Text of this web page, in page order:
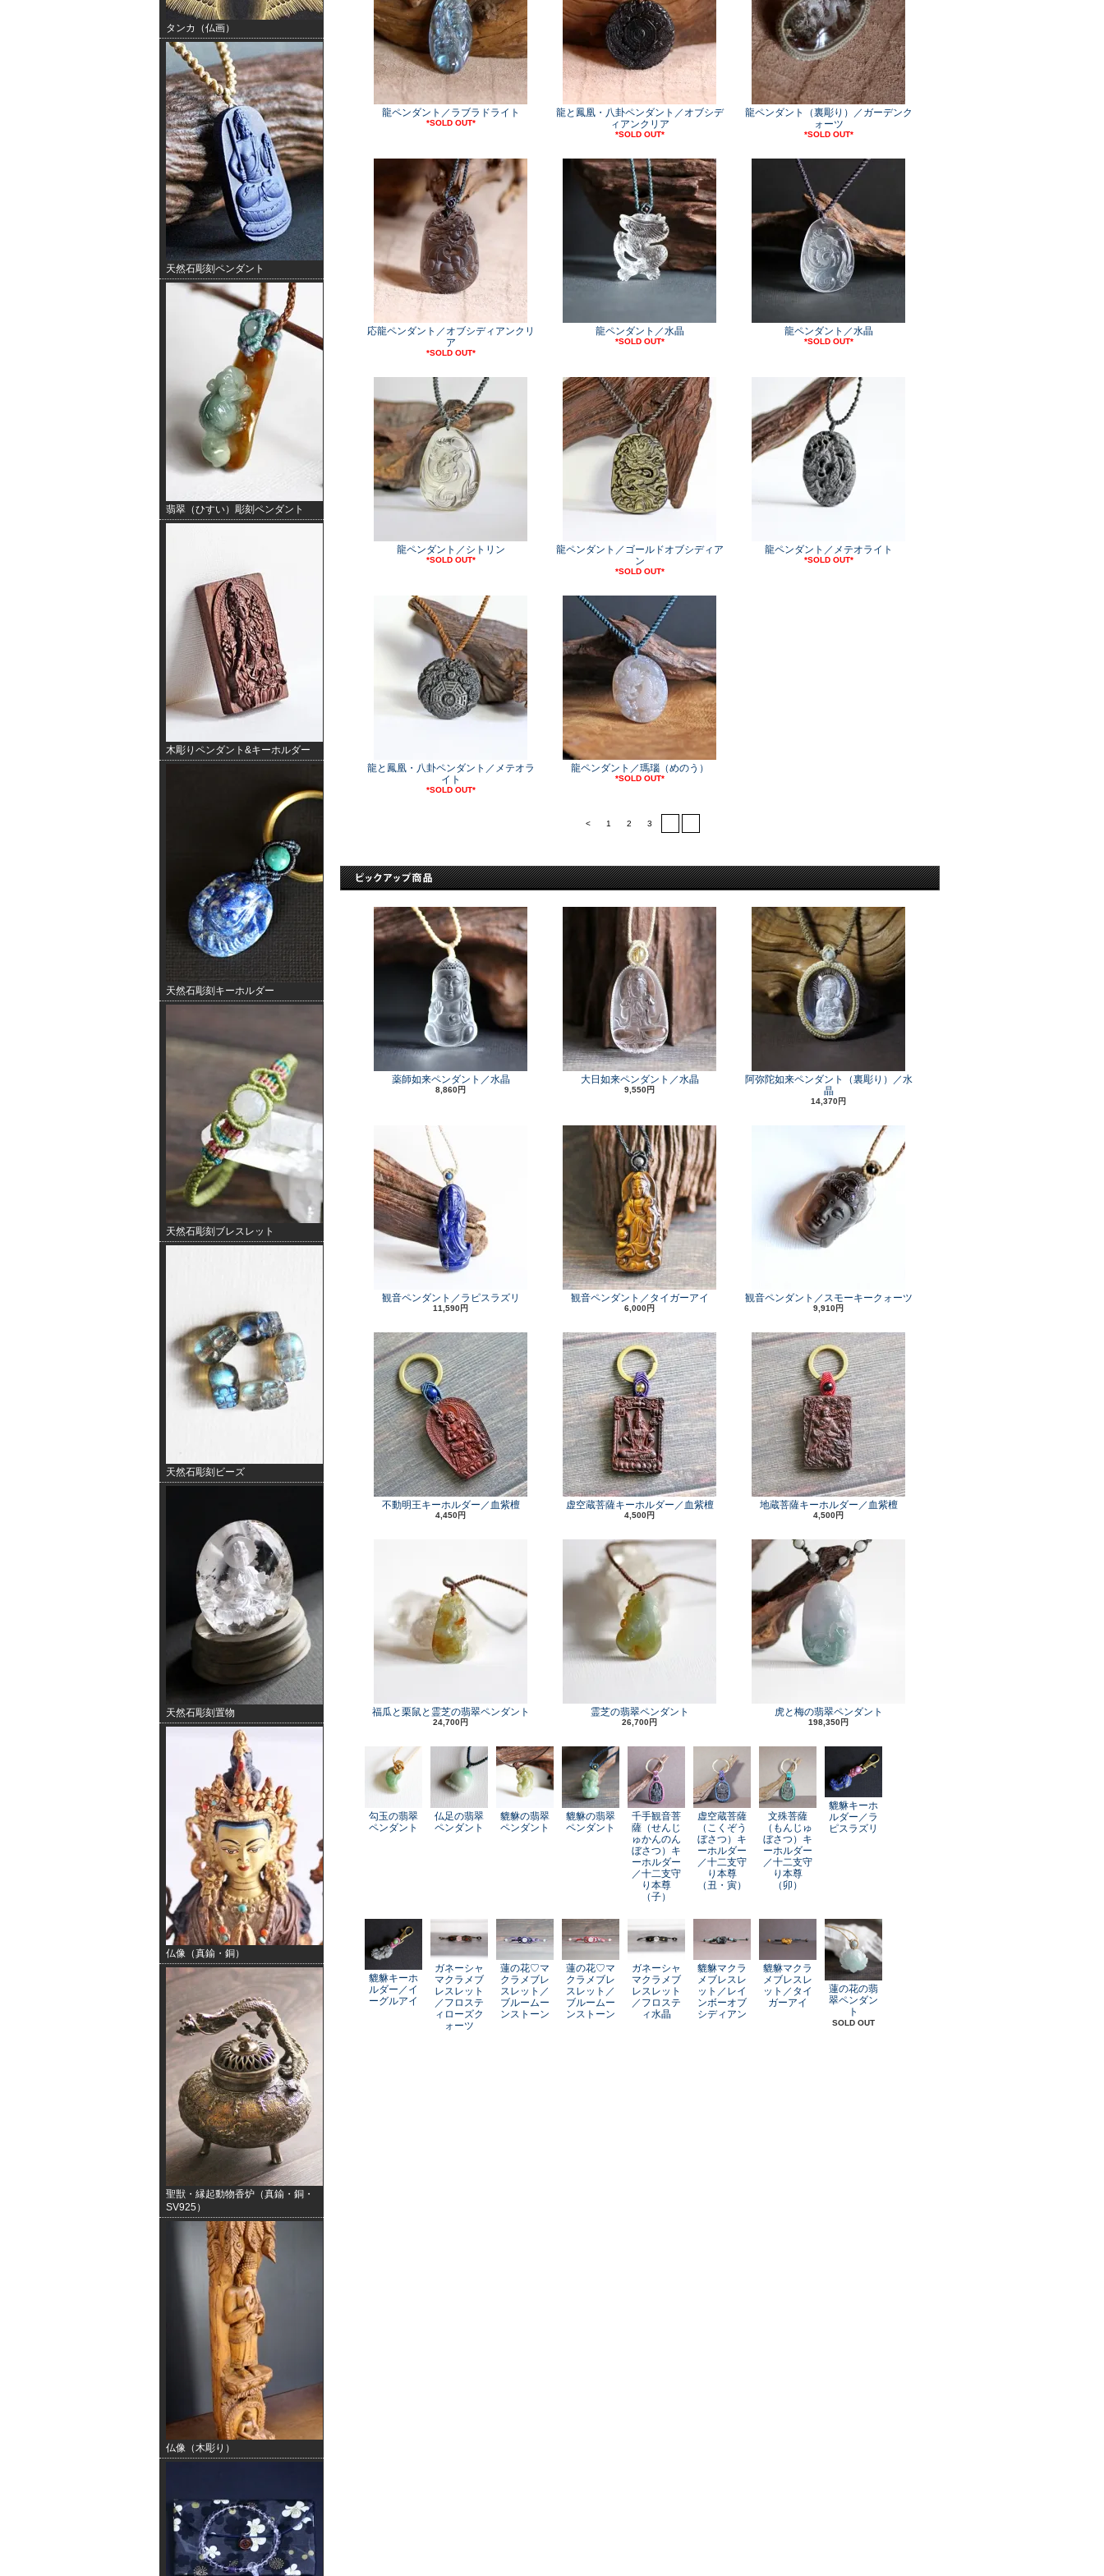
タンカ（仏画）
天然石彫刻ペンダント
翡翠（ひすい）彫刻ペンダント
木彫りペンダント&キーホルダー
天然石彫刻キーホルダー
天然石彫刻ブレスレット
天然石彫刻ビーズ
天然石彫刻置物
仏像（真鍮・銅）
聖獣・縁起動物香炉（真鍮・銅・
SV925）
仏像（木彫り）
龍ペンダント／ラブラドライト
*SOLD OUT*
龍と鳳凰・八卦ペンダント／オブシデ
ィアンクリア
*SOLD OUT*
龍ペンダント（裏彫り）／ガーデンク
ォーツ
*SOLD OUT*
応龍ペンダント／オブシディアンクリ
ア
*SOLD OUT*
龍ペンダント／水晶
*SOLD OUT*
龍ペンダント／水晶
*SOLD OUT*
龍ペンダント／シトリン
*SOLD OUT*
龍ペンダント／ゴールドオブシディア
ン
*SOLD OUT*
龍ペンダント／メテオライト
*SOLD OUT*
龍と鳳凰・八卦ペンダント／メテオラ
イト
*SOLD OUT*
龍ペンダント／瑪瑙（めのう）
*SOLD OUT*
< 1 2 3
薬師如来ペンダント／水晶
8,860円
大日如来ペンダント／水晶
9,550円
阿弥陀如来ペンダント（裏彫り）／水
晶
14,370円
観音ペンダント／ラピスラズリ
11,590円
観音ペンダント／タイガーアイ
6,000円
観音ペンダント／スモーキークォーツ
9,910円
不動明王キーホルダー／血紫檀
4,450円
虚空蔵菩薩キーホルダー／血紫檀
4,500円
地蔵菩薩キーホルダー／血紫檀
4,500円
福瓜と栗鼠と霊芝の翡翠ペンダント
24,700円
霊芝の翡翠ペンダント
26,700円
虎と梅の翡翠ペンダント
198,350円
勾玉の翡翠
ペンダント
仏足の翡翠
ペンダント
貔貅の翡翠
ペンダント
貔貅の翡翠
ペンダント
千手観音菩
薩（せんじ
ゅかんのん
ぼさつ）キ
ーホルダー
／十二支守
り本尊
（子）
虚空蔵菩薩
（こくぞう
ぼさつ）キ
ーホルダー
／十二支守
り本尊
（丑・寅）
文殊菩薩
（もんじゅ
ぼさつ）キ
ーホルダー
／十二支守
り本尊
（卯）
貔貅キーホ
ルダー／ラ
ピスラズリ
貔貅キーホ
ルダー／イ
ーグルアイ
ガネーシャ
マクラメブ
レスレット
／フロステ
ィローズク
ォーツ
蓮の花♡マ
クラメブレ
スレット／
ブルームー
ンストーン
蓮の花♡マ
クラメブレ
スレット／
ブルームー
ンストーン
ガネーシャ
マクラメブ
レスレット
／フロステ
ィ水晶
貔貅マクラ
メブレスレ
ット／レイ
ンボーオブ
シディアン
貔貅マクラ
メブレスレ
ット／タイ
ガーアイ
蓮の花の翡
翠ペンダン
ト
SOLD OUT